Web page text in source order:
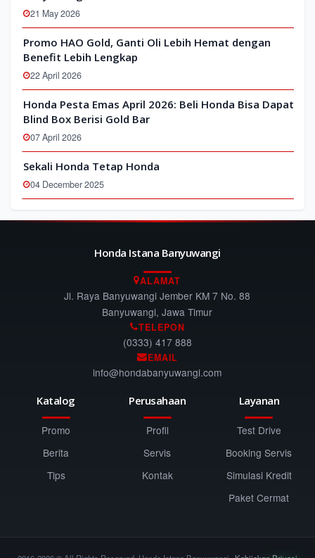
21 May 2026
Promo HAO Gold, Ganti Oli Lebih Hemat dengan
Benefit Lebih Lengkap
22 April 2026
Honda Pesta Emas April 2026: Beli Honda Bisa Dapat
Blind Box Berisi Gold Bar
07 April 2026
Sekali Honda Tetap Honda
04 December 2025
Honda Istana Banyuwangi
ALAMAT
Jl. Raya Banyuwangi Jember KM 7 No. 88
Banyuwangi, Jawa Timur
TELEPON
(0333) 417 888
EMAIL
info@hondabanyuwangi.com
Katalog
Promo
Berita
Tips
Perusahaan
Profil
Servis
Kontak
Layanan
Test Drive
Booking Servis
Simulasi Kredit
Paket Cermat